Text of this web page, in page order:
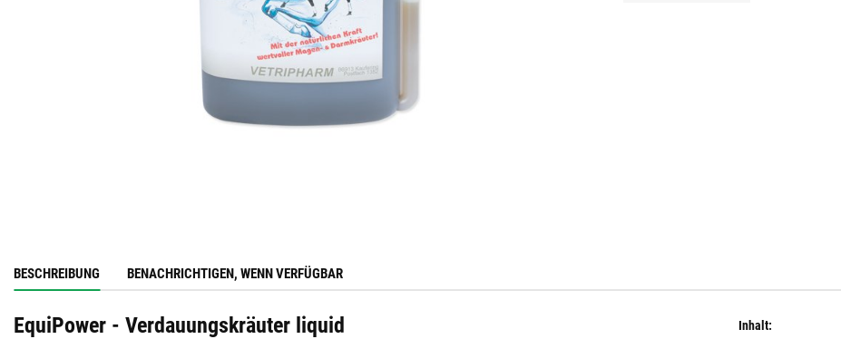
BESCHREIBUNG BENACHRICHTIGEN, WENN VERFÜGBAR
EquiPower - Verdauungskräuter liquid Inhalt: